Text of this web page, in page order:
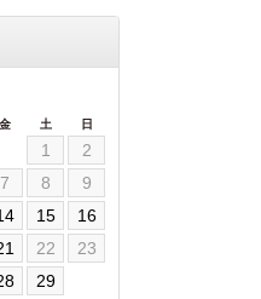
金 土 日
1
2
7 8
9
15
16
22
23
29